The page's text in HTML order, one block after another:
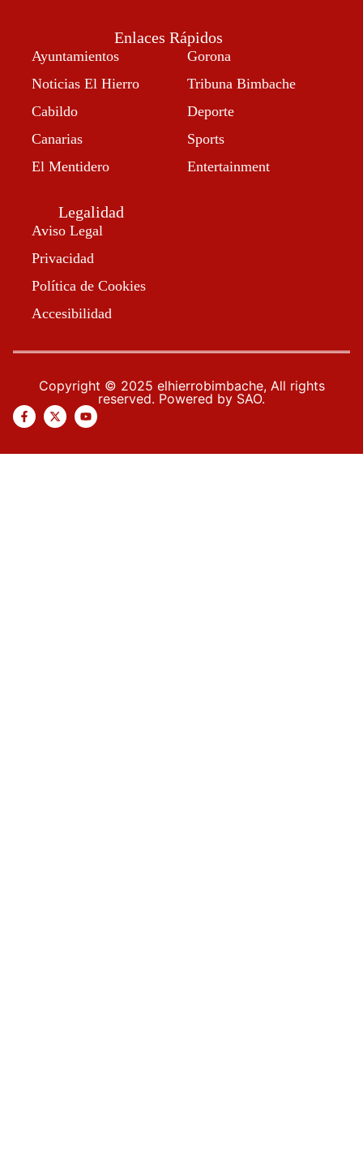
Enlaces Rápidos
Ayuntamientos
Noticias El Hierro
Cabildo
Canarias
El Mentidero
Gorona
Tribuna Bimbache
Deporte
Sports
Entertainment
Legalidad
Aviso Legal
Privacidad
Política de Cookies
Accesibilidad
Copyright © 2025 elhierrobimbache, All rights
reserved. Powered by SAO.